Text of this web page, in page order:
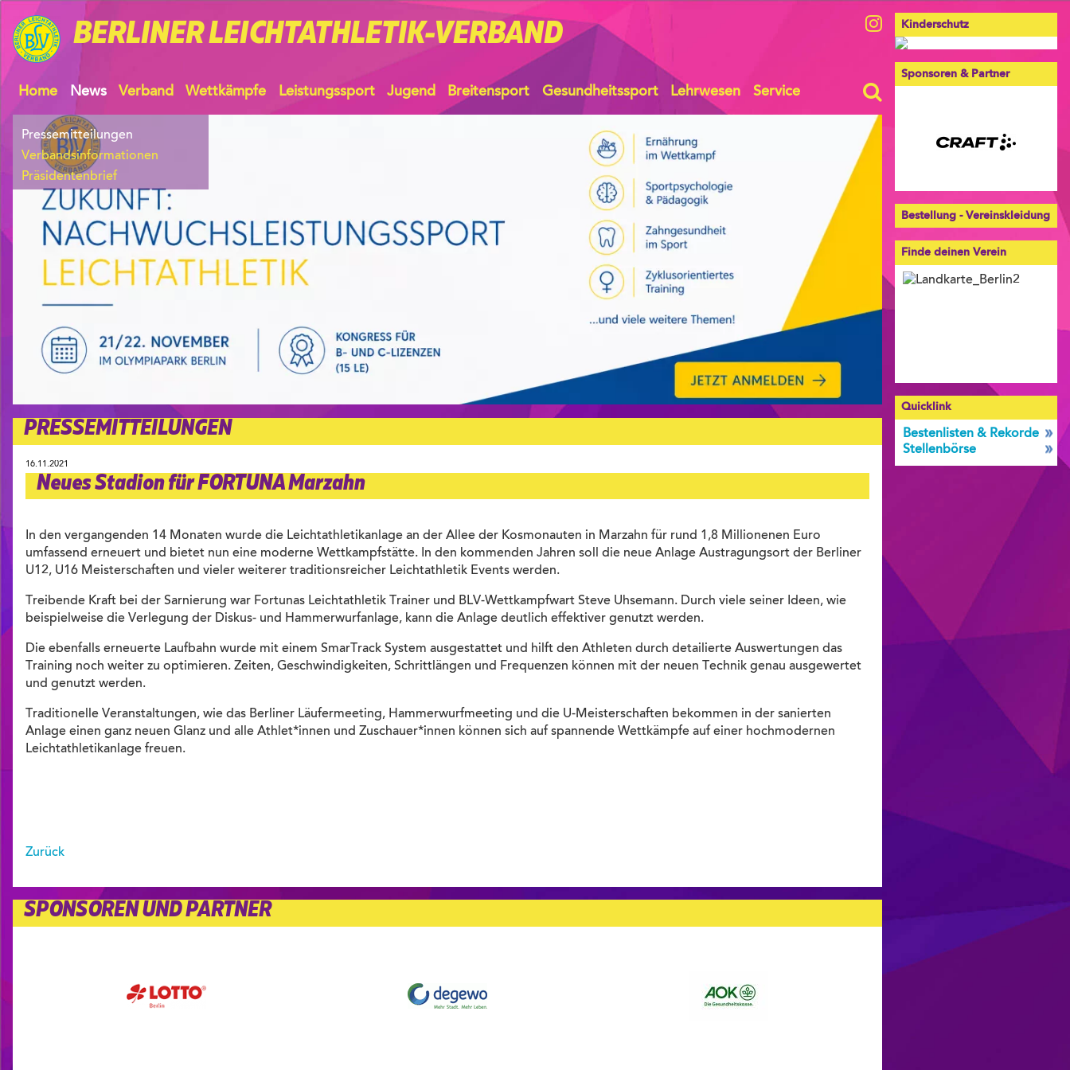
BERLINERLEICHTATHLETIK-VERBAND
Home News Verband Wettkämpfe Leistungssport Jugend Breitensport Gesundheitssport Lehrwesen Service
Pressemitteilungen
Verbandsinformationen
Präsidentenbrief
PRESSEMITTEILUNGEN
16.11.2021
Neues Stadion für FORTUNA Marzahn
In den vergangenden 14 Monaten wurde die Leichtathletikanlage an der Allee der Kosmonauten in Marzahn für rund 1,8 Millionenen Euro
umfassend erneuert und bietet nun eine moderne Wettkampfstätte. In den kommenden Jahren soll die neue Anlage Austragungsort der Berliner
U12, U16 Meisterschaften und vieler weiterer traditionsreicher Leichtathletik Events werden.
Treibende Kraft bei der Sarnierung war Fortunas Leichtathletik Trainer und BLV-Wettkampfwart Steve Uhsemann. Durch viele seiner Ideen, wie
beispielweise die Verlegung der Diskus- und Hammerwurfanlage, kann die Anlage deutlich effektiver genutzt werden.
Die ebenfalls erneuerte Laufbahn wurde mit einem SmarTrack System ausgestattet und hilft den Athleten durch detailierte Auswertungen das
Training noch weiter zu optimieren. Zeiten, Geschwindigkeiten, Schrittlängen und Frequenzen können mit der neuen Technik genau ausgewertet
und genutzt werden.
Traditionelle Veranstaltungen, wie das Berliner Läufermeeting, Hammerwurfmeeting und die U-Meisterschaften bekommen in der sanierten
Anlage einen ganz neuen Glanz und alle Athlet*innen und Zuschauer*innen können sich auf spannende Wettkämpfe auf einer hochmodernen
Leichtathletikanlage freuen.
Zurück
SPONSOREN UND PARTNER
Kinderschutz
Sponsoren & Partner
Bestellung - Vereinskleidung
Finde deinen Verein
Quicklink
Bestenlisten & Rekorde
Stellenbörse